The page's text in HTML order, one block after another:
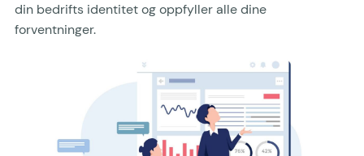
din bedrifts identitet og oppfyller alle dine
forventninger.